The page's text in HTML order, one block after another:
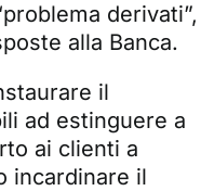
derivati”,
alla Banca.
il
ad estinguere a
ai clienti a
incardinare il